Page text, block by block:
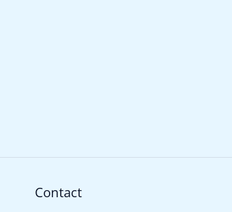
Contact